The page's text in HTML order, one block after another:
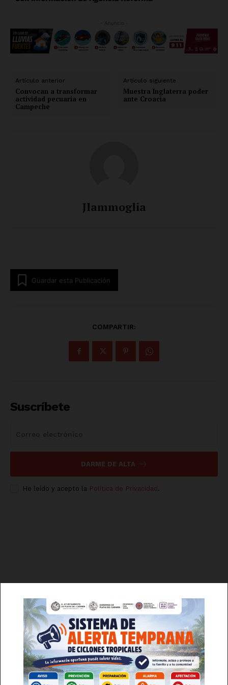
Artículo anterior
Convocan a transformar
actividad pecuaria en
Campeche
Artículo siguiente
Muestra Inglaterra poder
ante Croacia
Jlammoglia
Guardar esta Publicación
COMPARTIR:
Suscríbete
DARME DE ALTA
He leído y acepto la Política de Privacidad .